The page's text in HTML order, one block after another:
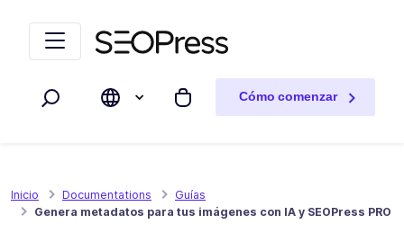
Buscar Mi carrito
Cómo comenzar
Inicio Documentations
Guías
Genera metadatos para tus imágenes con IA y SEOPress PRO